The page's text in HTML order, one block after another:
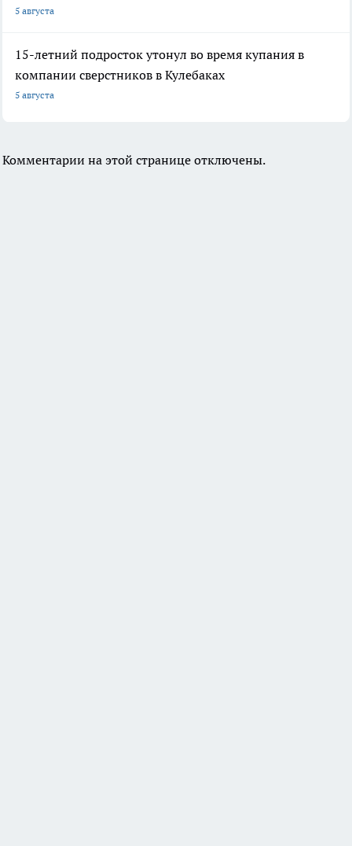
5 августа
15-летний подросток утонул во время купания в
компании сверстников в Кулебаках
5 августа
Комментарии на этой странице отключены.